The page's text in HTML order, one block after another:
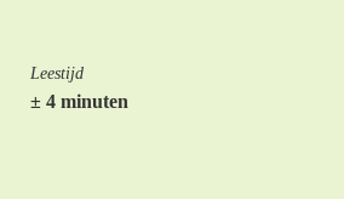
Leestijd
± 4 minuten